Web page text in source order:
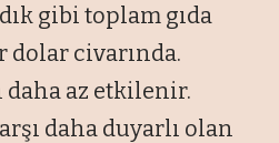
gibi toplam gıda
dolar civarında.
az etkilenir.
daha duyarlı olan